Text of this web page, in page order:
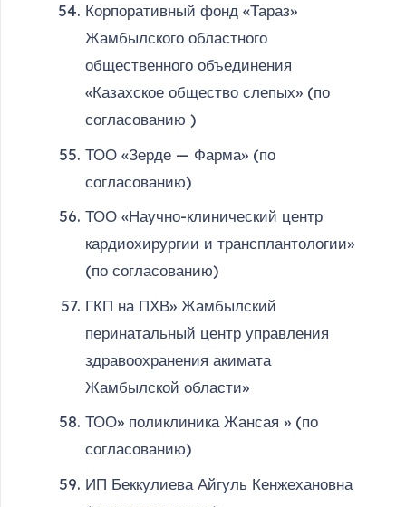
Корпоративный фонд «Тараз»
Жамбылского областного
общественного объединения
«Казахское общество слепых» (по
согласованию )
ТОО «Зерде — Фарма» (по
согласованию)
ТОО «Научно-клинический центр
кардиохирургии и трансплантологии»
(по согласованию)
ГКП на ПХВ» Жамбылский
перинатальный центр управления
здравоохранения акимата
Жамбылской области»
ТОО» поликлиника Жансая » (по
согласованию)
ИП Беккулиева Айгуль Кенжехановна